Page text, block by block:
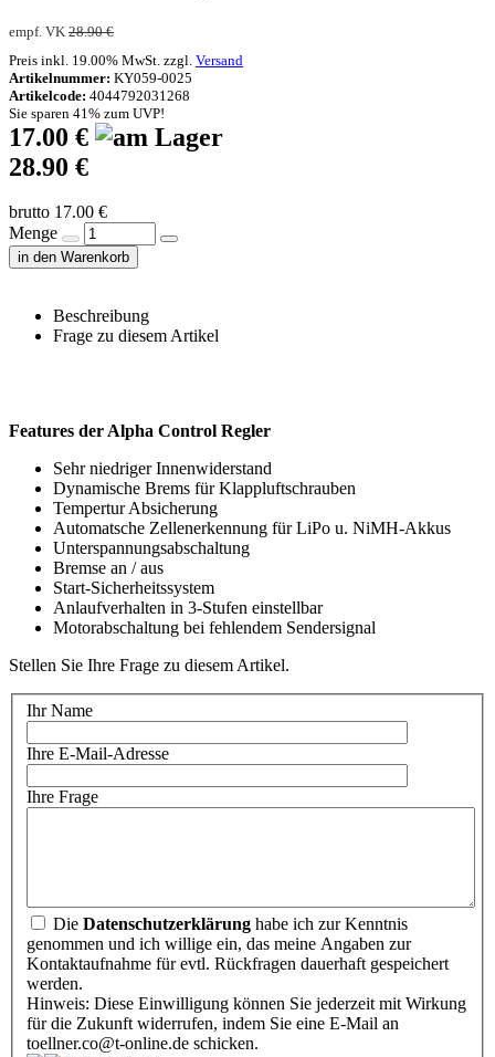
empf. VK 28.90 €
Preis inkl. 19.00% MwSt. zzgl. Versand
Artikelnummer: KY059-0025
Artikelcode: 4044792031268
Sie sparen 41% zum UVP!
17.00 €
28.90 €
brutto 17.00 €
Menge
in den Warenkorb
Beschreibung
Frage zu diesem Artikel
Features der Alpha Control Regler
Sehr niedriger Innenwiderstand
Dynamische Brems für Klappluftschrauben
Tempertur Absicherung
Automatsche Zellenerkennung für LiPo u. NiMH-Akkus
Unterspannungsabschaltung
Bremse an / aus
Start-Sicherheitssystem
Anlaufverhalten in 3-Stufen einstellbar
Motorabschaltung bei fehlendem Sendersignal
Stellen Sie Ihre Frage zu diesem Artikel.
Ihr Name
Ihre E-Mail-Adresse
Ihre Frage
Die Datenschutzerklärung habe ich zur Kenntnis
genommen und ich willige ein, das meine Angaben zur
Kontaktaufnahme für evtl. Rückfragen dauerhaft gespeichert
werden.
Hinweis: Diese Einwilligung können Sie jederzeit mit Wirkung
für die Zukunft widerrufen, indem Sie eine E-Mail an
toellner.co@t-online.de schicken.